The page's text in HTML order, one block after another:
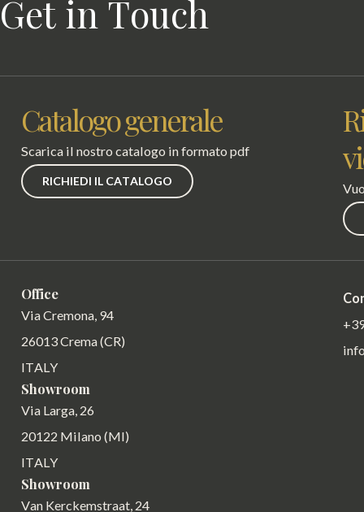
Get in Touch
Catalogo generale
Scarica il nostro catalogo in formato pdf
RICHIEDI IL CATALOGO
Office
Via Cremona, 94
26013 Crema (CR)
ITALY
Showroom
Via Larga, 26
20122 Milano (MI)
ITALY
Showroom
Van Kerckemstraat, 24